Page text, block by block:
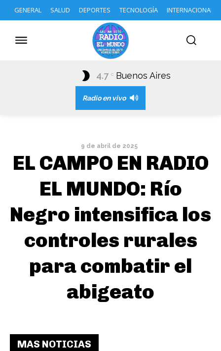
GENERAL SALUD DEPORTES TECNOLOGÍA INTERNACIONAL
4.7 C Buenos Aires
Radio en vivo
9 de abril de 2025
EL CAMPO EN RADIO
EL MUNDO: Río
Negro intensifica los
controles rurales
para combatir el
abigeato
MAS NOTICIAS